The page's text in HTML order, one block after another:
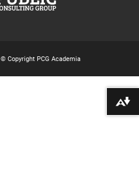
© Copyright PCG Academia
Pobierz